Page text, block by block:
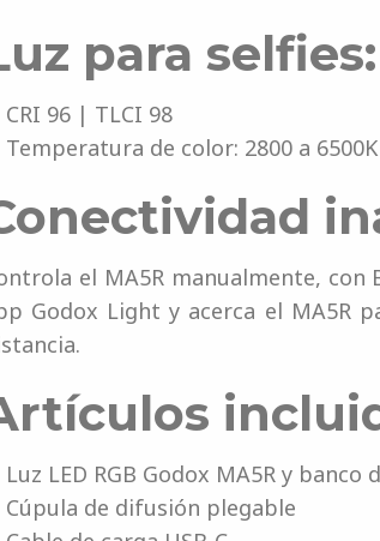
para selfies:
CRI 96 | TLCI 98
Temperatura de color: 2800 a 6500K
el MA5R manualmente,
Godox Light y acerca el MA5R
Luz LED RGB Godox MA5R y banco
Cúpula de difusión plegable